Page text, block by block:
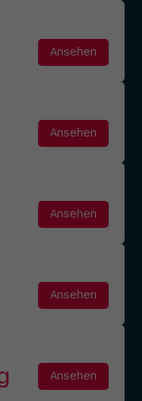
Ansehen
Ansehen
Ansehen
Ansehen
Ansehen